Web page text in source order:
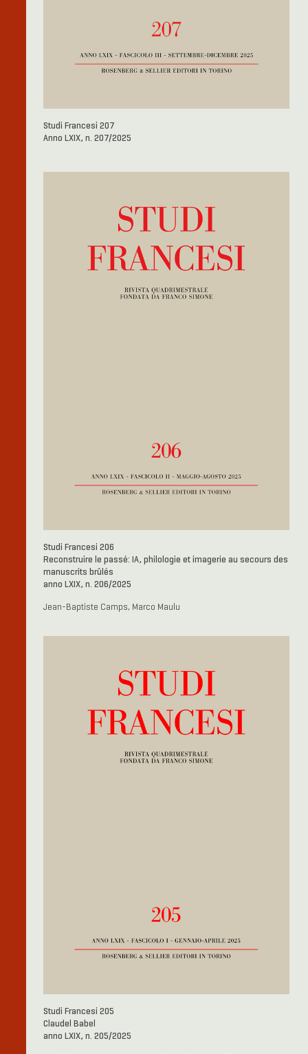
Studi Francesi 207
Anno LXIX, n. 207/2025
Studi Francesi 206
Reconstruire le passé: IA, philologie et imagerie au secours des
manuscrits brûlés
anno LXIX, n. 206/2025
Jean-Baptiste Camps, Marco Maulu
Studi Francesi 205
Claudel Babel
anno LXIX, n. 205/2025